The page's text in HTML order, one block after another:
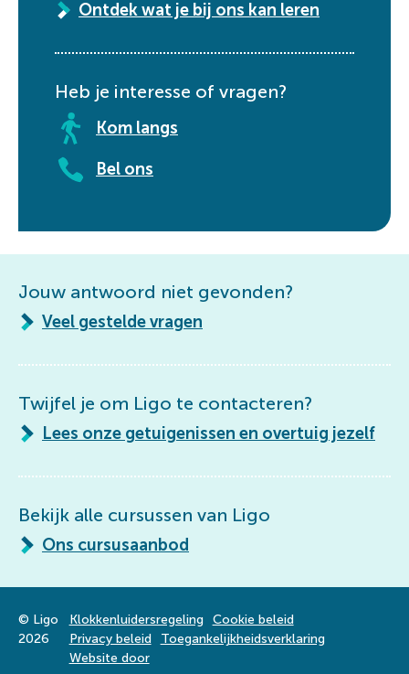
Ontdek wat je bij ons kan leren
Heb je interesse of vragen?
Kom langs
Bel ons
Jouw antwoord niet gevonden?
Veel gestelde vragen
Twijfel je om Ligo te contacteren?
Lees onze getuigenissen en overtuig jezelf
Bekijk alle cursussen van Ligo
Ons cursusaanbod
© Ligo
2026
Klokkenluidersregeling
Cookie beleid
Privacy beleid
Toegankelijkheidsverklaring
Website door